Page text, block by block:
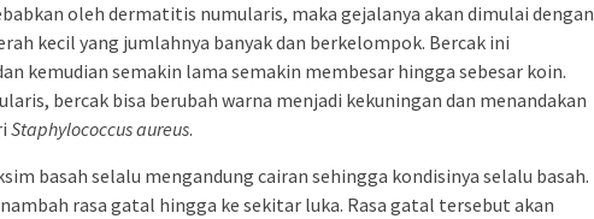
oleh dermatitis numularis, maka gejalanya akan dimulai dengan
kecil yang jumlahnya banyak dan berkelompok. Bercak ini
kemudian semakin lama semakin membesar hingga sebesar koin.
bercak bisa berubah warna menjadi kekuningan dan menandakan
Staphylococcus aureus.
basah selalu mengandung cairan sehingga kondisinya selalu basah.
rasa gatal hingga ke sekitar luka. Rasa gatal tersebut akan